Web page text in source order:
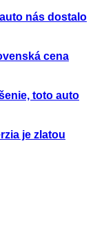
nás dostalo
cena
toto auto
je zlatou